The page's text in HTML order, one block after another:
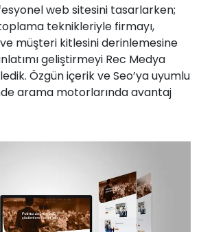
web sitesini tasarlarken;
teknikleriyle firmayı,
ve müşteri kitlesini derinlemesine
geliştirmeyi Rec Medya
Özgün içerik ve Seo’ya uyumlu
arama motorlarında avantaj